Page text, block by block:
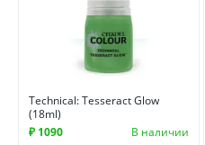
Technical: Tesseract Glow
(18ml)
₽ 1090
В наличии